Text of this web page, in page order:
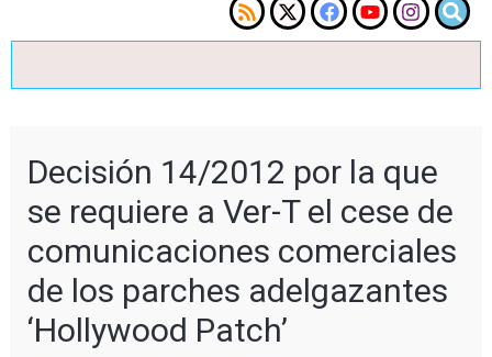
Decisión 14/2012 por la que
se requiere a Ver-T el cese de
comunicaciones comerciales
de los parches adelgazantes
‘Hollywood Patch’